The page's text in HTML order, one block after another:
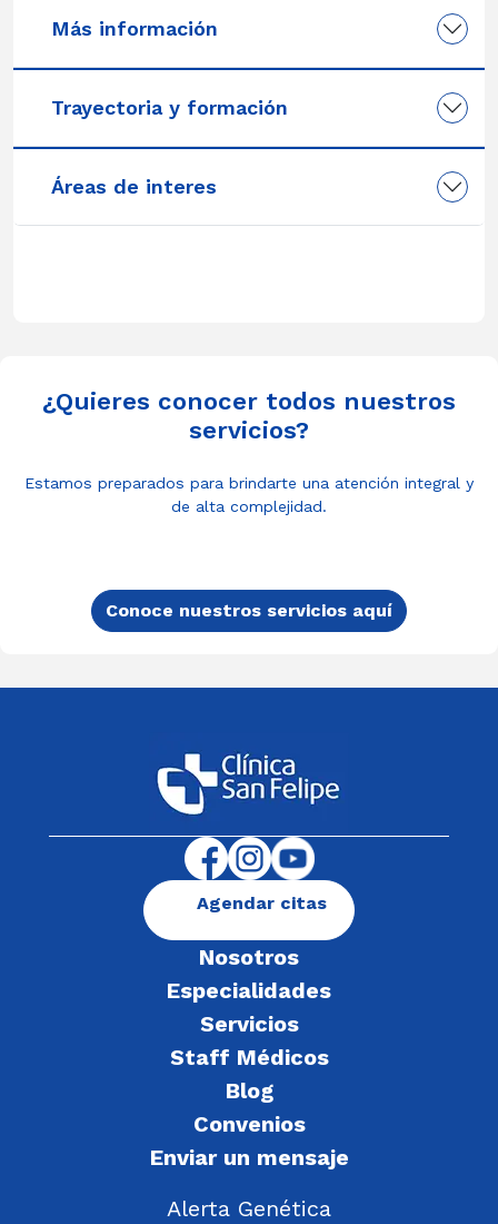
Más información
Trayectoria y formación
Áreas de interes
¿Quieres conocer todos nuestros
servicios?
Estamos preparados para brindarte una atención integral y
de alta complejidad.
Conoce nuestros servicios aquí
Nosotros
Especialidades
Servicios
Staff Médicos
Blog
Convenios
Enviar un mensaje
Alerta Genética
Agendar citas